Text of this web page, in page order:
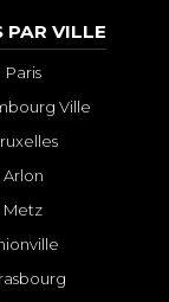
PAR VILLE
Paris
Ville
Arlon
Metz